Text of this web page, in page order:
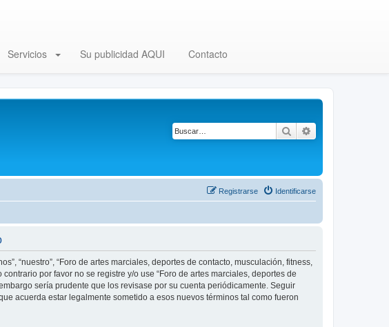
Servicios Su publicidad AQUI Contacto
Buscar
Identificarse
Registrarse
“nuestro”, “Foro de artes marciales, deportes de contacto, musculación, fitness,
por favor no se registre y/o use “Foro de artes marciales, deportes de
sería prudente que los revisase por su cuenta periódicamente. Seguir
acuerda estar legalmente sometido a esos nuevos términos tal como fueron